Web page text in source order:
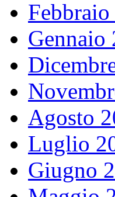
Gennaio
Agosto
Luglio
Giugno